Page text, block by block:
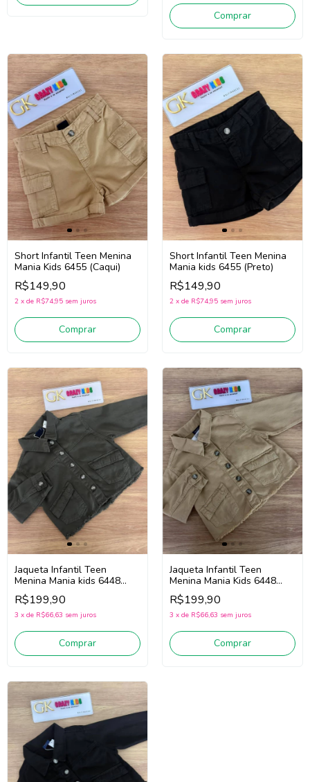
Comprar
Short Infantil Teen Menina
Mania Kids 6455 (Caqui)
R$149,90
2 x de R$74,95 sem juros
Comprar
Short Infantil Teen Menina
Mania kids 6455 (Preto)
R$149,90
2 x de R$74,95 sem juros
Comprar
Jaqueta Infantil Teen
Menina Mania kids 6448
(Verde)
R$199,90
3 x de R$66,63 sem juros
Comprar
Jaqueta Infantil Teen
Menina Mania Kids 6448
(Caqui)
R$199,90
3 x de R$66,63 sem juros
Comprar